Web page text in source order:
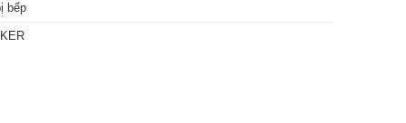
bếp